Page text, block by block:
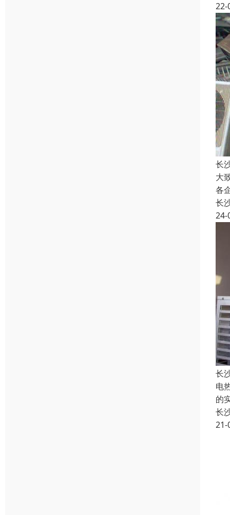
22-
长
大
各
长
24-
长
电
的
长
21-